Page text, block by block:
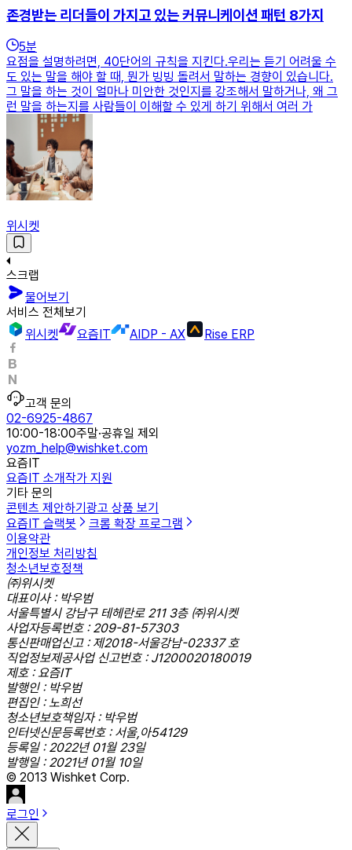
존경받는 리더들이 가지고 있는 커뮤니케이션 패턴 8가지
5분
요점을 설명하려면, 40단어의 규칙을 지킨다.우리는 듣기 어려울 수
도 있는 말을 해야 할 때, 뭔가 빙빙 돌려서 말하는 경향이 있습니다.
그 말을 하는 것이 얼마나 미안한 것인지를 강조해서 말하거나, 왜 그
런 말을 하는지를 사람들이 이해할 수 있게 하기 위해서 여러 가
위시켓
스크랩
물어보기
서비스 전체보기
위시켓
요즘IT AIDP - AX Rise ERP
고객 문의
02-6925-4867
10:00-18:00주말·공휴일 제외
yozm_help@wishket.com
요즘IT
요즘IT 소개작가 지원
기타 문의
콘텐츠 제안하기 광고 상품 보기
요즘IT 슬랙봇
크롬 확장 프로그램
이용약관
개인정보 처리방침
청소년보호정책
㈜위시켓
대표이사 : 박우범
서울특별시 강남구 테헤란로 211 3층 ㈜위시켓
사업자등록번호 : 209-81-57303
통신판매업신고 : 제2018-서울강남-02337 호
직업정보제공사업 신고번호 : J1200020180019
제호 : 요즘IT
발행인 : 박우범
편집인 : 노희선
청소년보호책임자 : 박우범
인터넷신문등록번호 : 서울,아54129
등록일 : 2022년 01월 23일
발행일 : 2021년 01월 10일
© 2013 Wishket Corp.
로그인